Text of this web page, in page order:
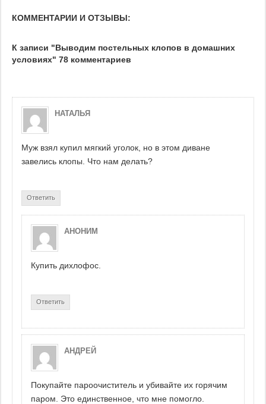
КОММЕНТАРИИ И ОТЗЫВЫ:
К записи "Выводим постельных клопов в домашних
условиях" 78 комментариев
НАТАЛЬЯ
Муж взял купил мягкий уголок, но в этом диване
завелись клопы. Что нам делать?
Ответить
АНОНИМ
Купить дихлофос.
Ответить
АНДРЕЙ
Покупайте пароочиститель и убивайте их горячим
паром. Это единственное, что мне помогло.